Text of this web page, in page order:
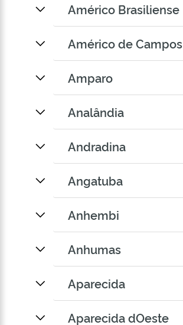
Américo Brasiliense
Américo de Campos
Amparo
Analândia
Andradina
Angatuba
Anhembi
Anhumas
Aparecida
Aparecida dOeste